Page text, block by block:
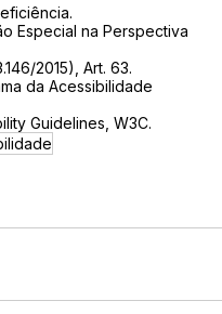
Especial na Perspectiva
2015), Art. 63.
da Acessibilidade
Guidelines, W3C.